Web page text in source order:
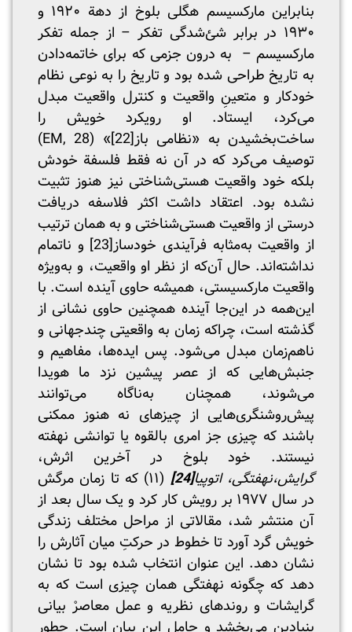
بنابراین مارکسیسم هگلی بلوخ از دهة ۱۹۲۰ و
۱۹۳۰ در برابر شئ‌شدگی تفکر – از جمله تفکر
مارکسیسم – به درون جزمی که برای خاتمه‌دادن
به تاریخ طراحی شده بود و تاریخ را به نوعی نظام
خودکار و متعینِ واقعیت و کنترل واقعیت مبدل
می‌کرد، ایستاد. او رویکرد خویش را
ساخت‌بخشیدن به «نظامی باز[22]
» (EM, 28)
توصیف می‌کرد که در آن نه فقط فلسفة خودش
بلکه خود واقعیت هستی‌شناختی نیز هنوز تثبیت
نشده بود. اعتقاد داشت اکثر فلاسفه دریافت
درستی از واقعیت هستی‌شناختی و به همان ترتیب
از واقعیت به‌مثابه فرآیندی خودساز[23]
و ناتمام
نداشته‌اند. حال آن‌که از نظر او واقعیت، و به‌ویژه
واقعیت مارکسیستی، همیشه حاوی آینده است. با
این‌همه در این‌جا آینده همچنین حاوی نشانی از
گذشته است، چراکه زمان به واقعیتی چندجهانی و
ناهم‌زمان مبدل می‌شود. پس ایده‌ها، مفاهیم و
جنبش‌هایی که از عصر پیشین نزد ما هویدا
می‌شوند، همچنان به‌ناگاه می‌توانند
پیش‌روشنگری‌هایی از چیزهای نه هنوز ممکنی
باشند که چیزی جز امری بالقوه یا توانشی نهفته
نیستند. خود بلوخ در آخرین اثرش،
گرایش،نهفتگی، اتوپیا[24]
(۱۱) که تا زمان مرگش
در سال ۱۹۷۷ بر رویش کار کرد و یک سال بعد از
آن منتشر شد، مقالاتی از مراحل مختلف زندگی
خویش گرد آورد تا خطوط در حرکتِ میان آثارش را
نشان دهد. این عنوان انتخاب شده بود تا نشان
دهد که چگونه نهفتگی همان چیزی است که به
گرایشات و روندهای نظریه و عمل معاصرْ بیانی
بنیادین می‌بخشد و حامل این بیان است. چطور